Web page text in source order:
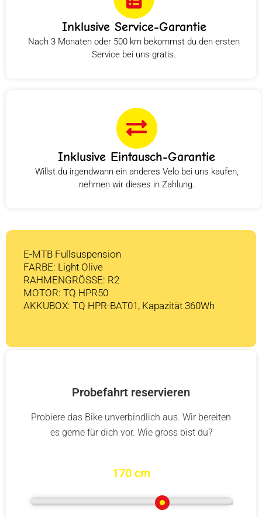
Inklusive Service-Garantie
Nach 3 Monaten oder 500 km bekommst du den ersten
Service bei uns gratis.
Inklusive Eintausch-Garantie
Willst du irgendwann ein anderes Velo bei uns kaufen,
nehmen wir dieses in Zahlung.
E-MTB Fullsuspension
FARBE: Light Olive
RAHMENGRÖSSE: R2
MOTOR: TQ HPR50
AKKUBOX: TQ HPR-BAT01, Kapazität 360Wh
Probefahrt reservieren
Probiere das Bike unverbindlich aus. Wir bereiten
es gerne für dich vor. Wie gross bist du?
170 cm